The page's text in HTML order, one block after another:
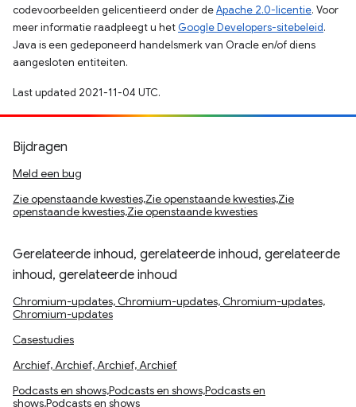
codevoorbeelden gelicentieerd onder deApache 2.0-licentie. Voor
meer informatie raadpleegt u het Google Developers-sitebeleid.
Java is een gedeponeerd handelsmerk van Oracle en/of diens
aangesloten entiteiten.
Last updated 2021-11-04 UTC.
Bijdragen
Meld een bug
Zie openstaande kwesties,Zie openstaande kwesties,Zie
openstaande kwesties,Zie openstaande kwesties
Gerelateerde inhoud, gerelateerde inhoud, gerelateerde
inhoud, gerelateerde inhoud
Chromium-updates, Chromium-updates, Chromium-updates,
Chromium-updates
Casestudies
Archief, Archief, Archief, Archief
Podcasts en shows,Podcasts en shows,Podcasts en
shows,Podcasts en shows